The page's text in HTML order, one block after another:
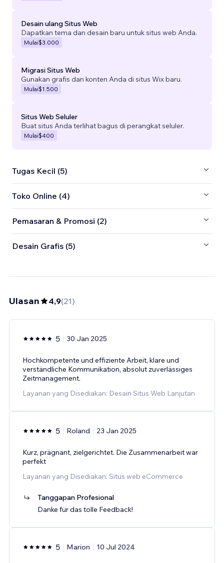
Desain ulang Situs Web
Dapatkan tema dan desain baru untuk situs web Anda.
Mulai$3.000
Migrasi Situs Web
Gunakan grafis dan konten Anda di situs Wix baru.
Mulai$1.500
Situs Web Seluler
Buat situs Anda terlihat bagus di perangkat seluler.
Mulai$400
Tugas Kecil (5)
Toko Online (4)
Pemasaran & Promosi (2)
Desain Grafis (5)
Ulasan 4,9(21)
5 30 Jan 2025
Hochkompetente und effiziente Arbeit, klare und
verständliche Kommunikation, absolut zuverlässiges
Zeitmanagement.
Layanan yang Disediakan: Desain Situs Web Lanjutan
5 Roland 23 Jan 2025
Kurz, prägnant, zielgerichtet. Die Zusammenarbeit war
perfekt
Layanan yang Disediakan: Situs web eCommerce
Tanggapan Profesional
Danke für das tolle Feedback!
5 Marion 10 Jul 2024